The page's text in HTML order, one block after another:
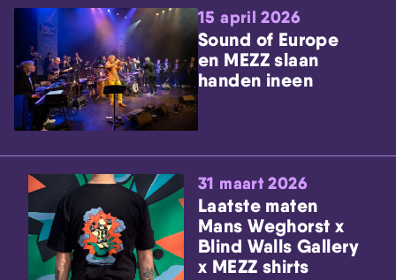
15 april 2026
Sound of Europe
en MEZZ slaan
handen ineen
31 maart 2026
Laatste maten
Mans Weghorst x
Blind Walls Gallery
x MEZZ shirts